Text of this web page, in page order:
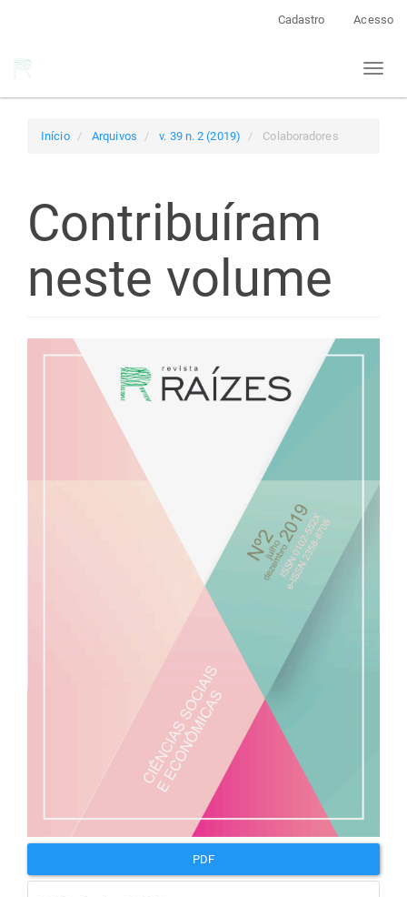
Cadastro Acesso
Toggle
Início Arquivos v. 39 n. 2 (2019) Colaboradores
Contribuíram
neste volume
Barra
lateral
artigos
PDF